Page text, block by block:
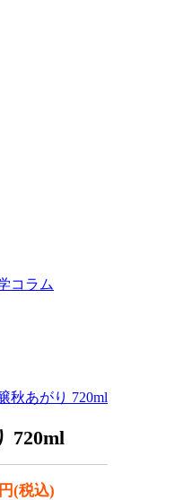
コラム
あがり 720ml
720ml
(税込)